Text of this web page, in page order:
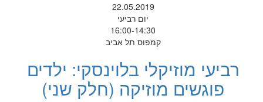
22.05.2019
יום רביעי
16:00-14:30
קמפוס תל אביב
רביעי מוזיקלי בלוינסקי: ילדים
פוגשים מוזיקה (חלק שני)